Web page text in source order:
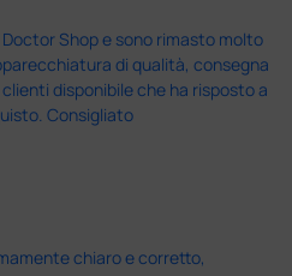
Shop e sono rimasto molto
di qualità, consegna
disponibile che ha risposto a
Consigliato
chiaro e corretto,